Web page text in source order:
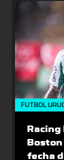
FUTBOL
Racing
fecha